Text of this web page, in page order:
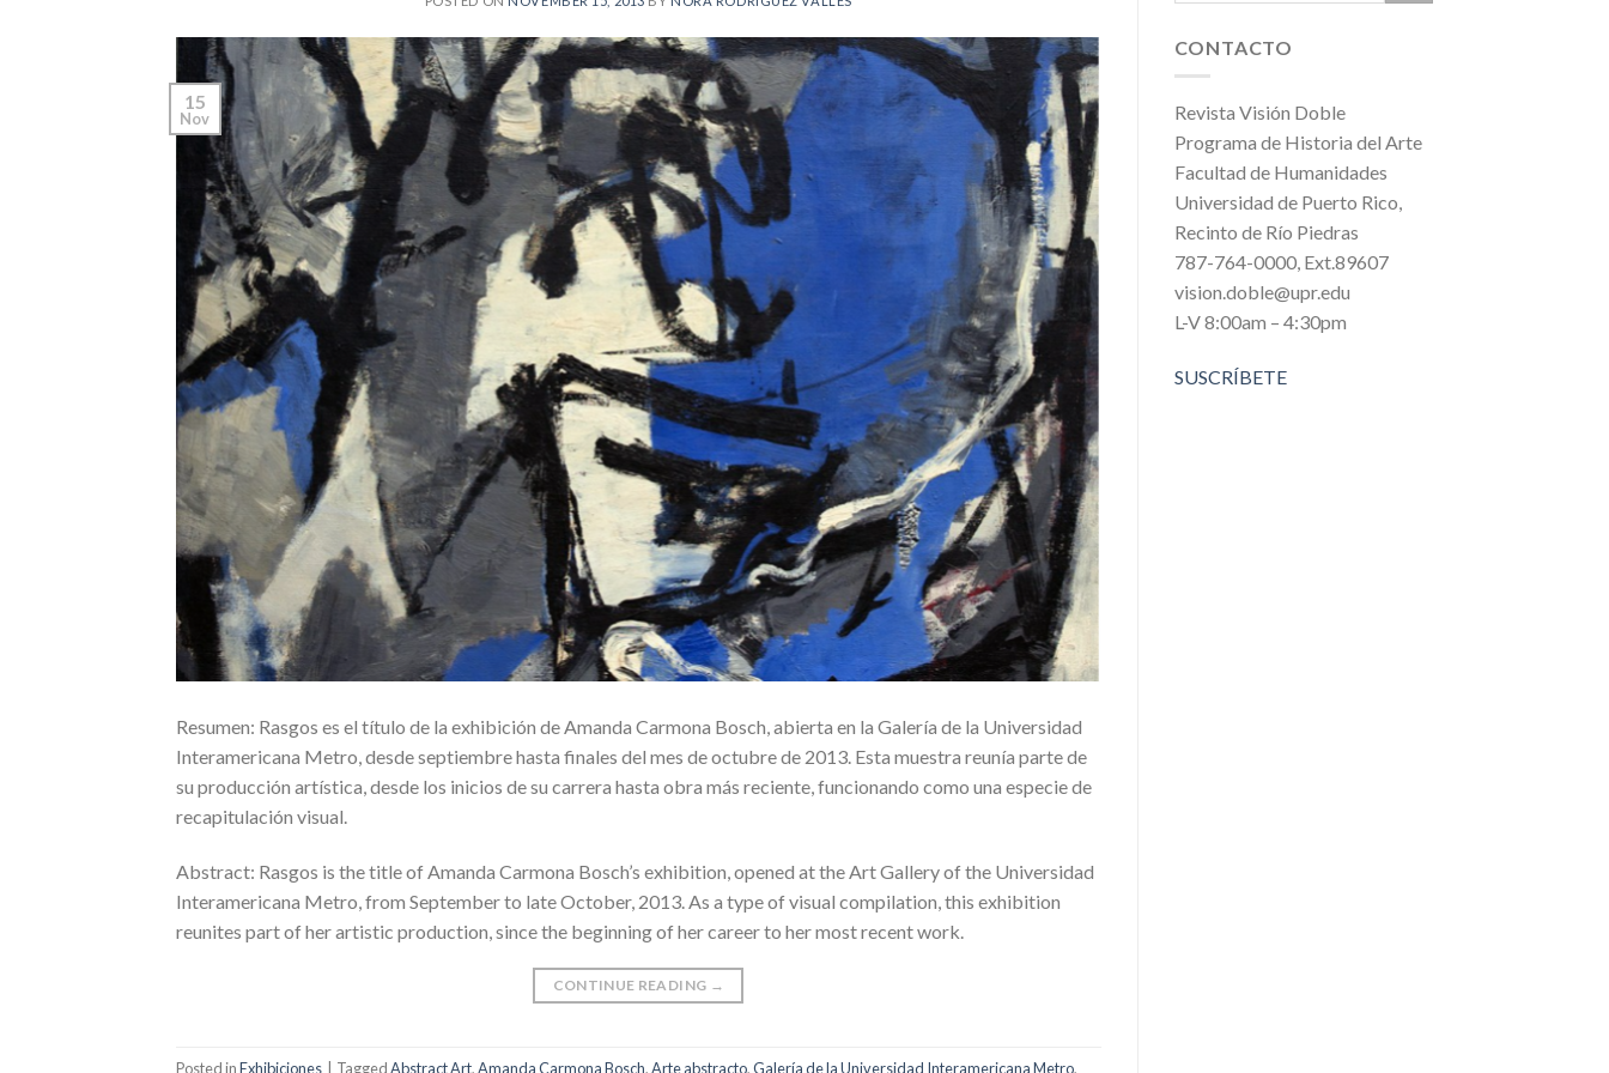
15
Nov
Resumen: Rasgos es el título de la exhibición de Amanda Carmona Bosch, abierta en la Galería de la Universidad
Interamericana Metro, desde septiembre hasta finales del mes de octubre de 2013. Esta muestra reunía parte de
su producción artística, desde los inicios de su carrera hasta obra más reciente, funcionando como una especie de
recapitulación visual.
Abstract: Rasgos is the title of Amanda Carmona Bosch’s exhibition, opened at the Art Gallery of the Universidad
Interamericana Metro, from September to late October, 2013. As a type of visual compilation, this exhibition
reunites part of her artistic production, since the beginning of her career to her most recent work.
CONTINUE READING →
Posted inExhibiciones | TaggedAbstract Art,Amanda Carmona Bosch,Arte abstracto,Galería de la Universidad Interamericana Metro,
CONTACTO
Revista Visión Doble
Programa de Historia del Arte
Facultad de Humanidades
Universidad de Puerto Rico,
Recinto de Río Piedras
787-764-0000, Ext.89607
vision.doble@upr.edu
L-V 8:00am – 4:30pm
SUSCRÍBETE